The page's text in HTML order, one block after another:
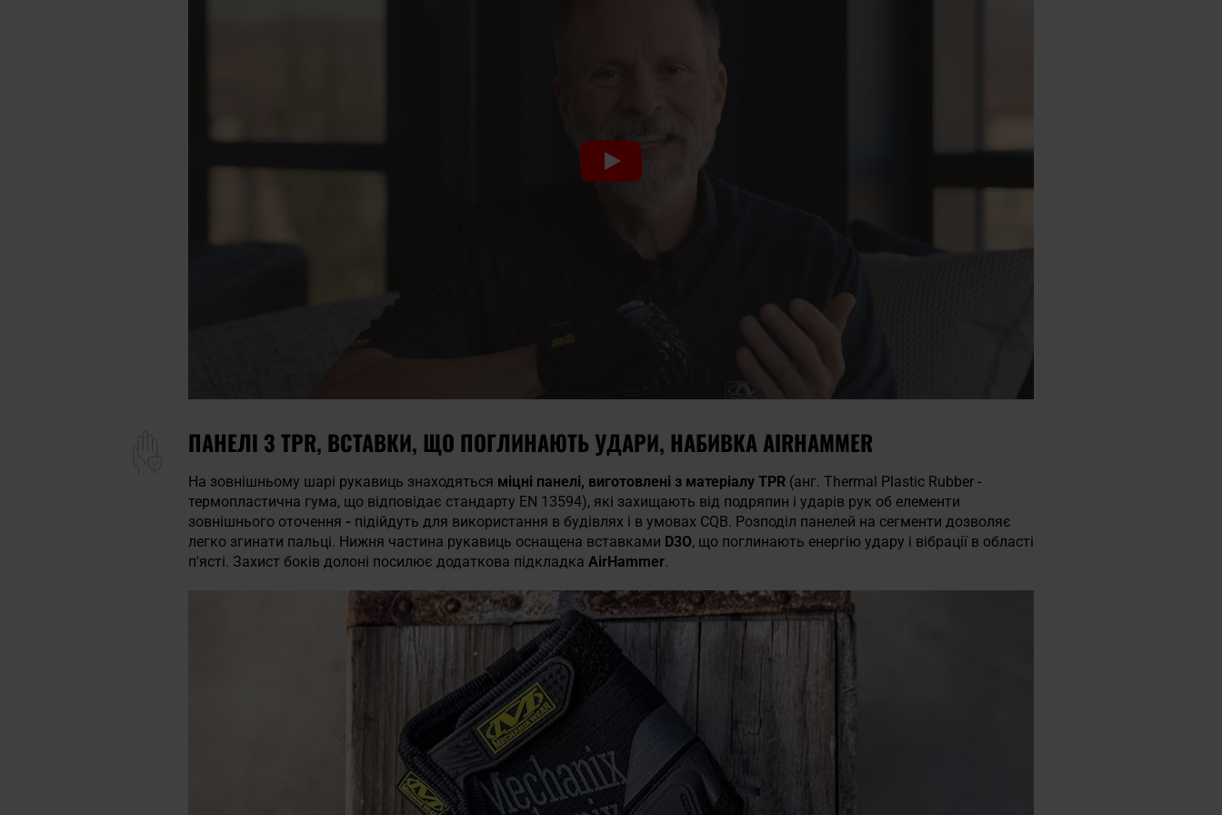
ПАНЕЛІ З TPR, ВСТАВКИ, ЩО ПОГЛИНАЮТЬ УДАРИ, НАБИВКА AIRHAMMER
На зовнішньому шарі рукавиць знаходяться міцні панелі, виготовлені з матеріалу TPR (анг. Thermal Plastic Rubber -
термопластична гума, що відповідає стандарту EN 13594), які захищають від подряпин і ударів рук об елементи
зовнішнього оточення - підійдуть для використання в будівлях і в умовах CQB. Розподіл панелей на сегменти дозволяє
легко згинати пальці. Нижня частина рукавиць оснащена вставками D3O, що поглинають енергію удару і вібрації в області
п'ясті. Захист боків долоні посилює додаткова підкладка AirHammer.